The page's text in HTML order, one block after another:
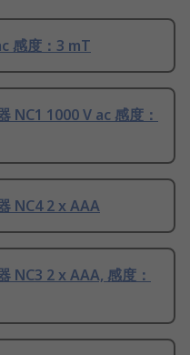
感度：3 mT
1000 V ac 感度：
NC4 2 x AAA
NC3 2 x AAA, 感度：